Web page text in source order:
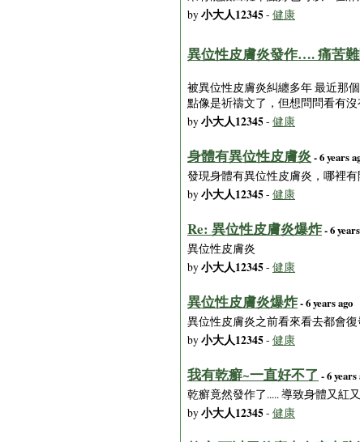
by小大人12345- 健康
異位性皮膚炎發作…. 痛苦難
被異位性皮膚炎糾纏多年 最近那
點像是祈禱文了，但想問問看有
by小大人12345- 健康
身體有異位性皮膚炎- 6 years
發現身體有異位性皮膚炎，哪裡
by小大人12345- 健康
Re: 異位性皮膚炎爆炸- 6
異位性皮膚炎
by小大人12345- 健康
異位性皮膚炎爆炸- 6 years ago
異位性皮膚炎之前看來看去都會
by小大人12345- 健康
我有乾癬~一直好不了 - 6 years
乾癬竟然發作了..... 導致身體又紅
by小大人12345- 健康